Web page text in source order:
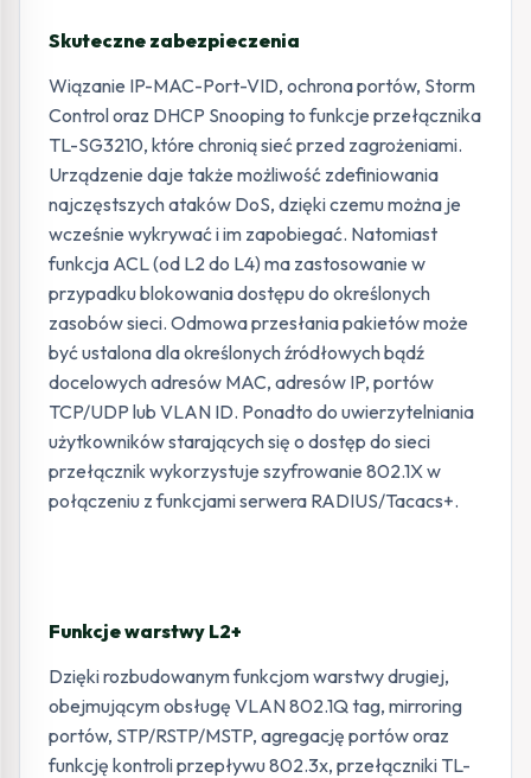
Skuteczne zabezpieczenia
Wiązanie IP-MAC-Port-VID, ochrona portów, Storm
Control oraz DHCP Snooping to funkcje przełącznika
TL-SG3210, które chronią sieć przed zagrożeniami.
Urządzenie daje także możliwość zdefiniowania
najczęstszych ataków DoS, dzięki czemu można je
wcześnie wykrywać i im zapobiegać. Natomiast
funkcja ACL (od L2 do L4) ma zastosowanie w
przypadku blokowania dostępu do określonych
zasobów sieci. Odmowa przesłania pakietów może
być ustalona dla określonych źródłowych bądź
docelowych adresów MAC, adresów IP, portów
TCP/UDP lub VLAN ID. Ponadto do uwierzytelniania
użytkowników starających się o dostęp do sieci
przełącznik wykorzystuje szyfrowanie 802.1X w
połączeniu z funkcjami serwera RADIUS/Tacacs+.
Funkcje warstwy L2+
Dzięki rozbudowanym funkcjom warstwy drugiej,
obejmującym obsługę VLAN 802.1Q tag, mirroring
portów, STP/RSTP/MSTP, agregację portów oraz
funkcję kontroli przepływu 802.3x, przełączniki TL-